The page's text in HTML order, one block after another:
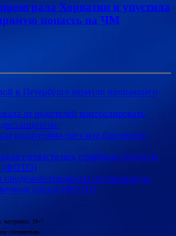
Хорватии и упустила
попасть на ЧМ
в Петербурге вернули пропавшего
от родителей контролировать
родителями трех пар близнецов
похвасталась стройным телом на
(ФОТО)
потрясающую
платье (ФОТО)
материалы 18+!
обязательна.